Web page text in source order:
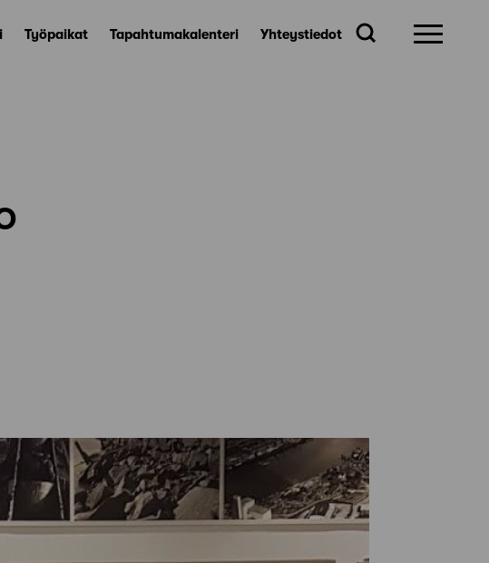
Työpaikat Tapahtumakalenteri Yhteystiedot